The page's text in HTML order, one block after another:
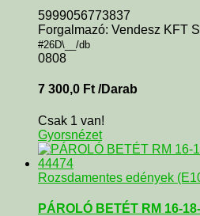
5999056773837
Forgalmazó: Vendesz KFT
#26D\__/db
0808
7 300,0 Ft /Darab
Csak 1 van!
Gyorsnézet
Rozsdamentes edények
PÁROLÓ BETÉT RM 16-